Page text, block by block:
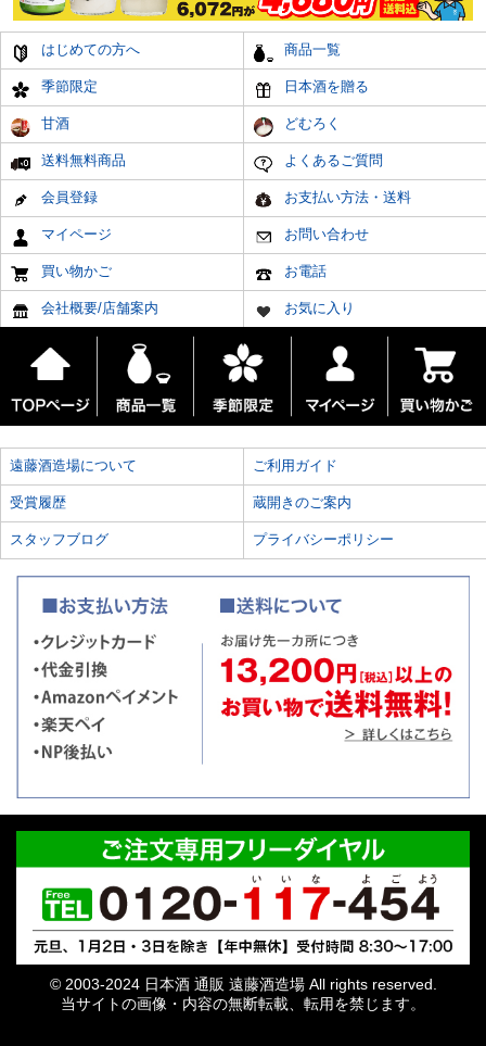
はじめての方へ 商品一覧
季節限定 日本酒を贈る
甘酒 どむろく
送料無料商品 よくあるご質問
会員登録 お支払い方法・送料
マイページ お問い合わせ
買い物かご お電話
会社概要/店舗案内 お気に入り
遠藤酒造場について ご利用ガイド
受賞履歴 蔵開きのご案内
スタッフブログ プライバシーポリシー
© 2003-2024 日本酒 通販 遠藤酒造場 All rights reserved.
当サイトの画像・内容の無断転載、転用を禁じます。